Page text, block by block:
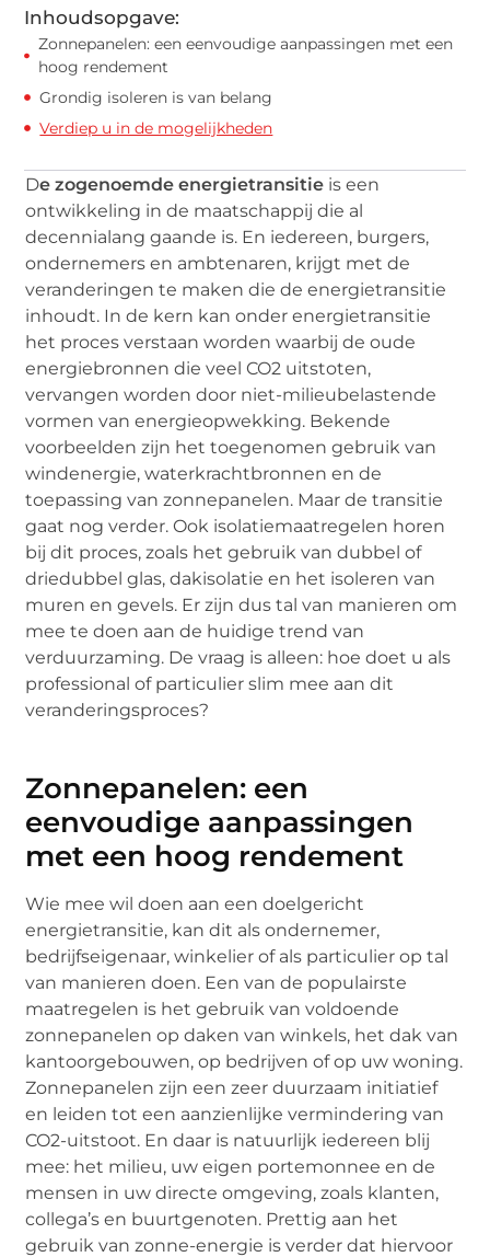
Inhoudsopgave:
Zonnepanelen: een eenvoudige aanpassingen met een
hoog rendement
Grondig isoleren is van belang
Verdiep u in de mogelijkheden
De zogenoemde energietransitie is een
ontwikkeling in de maatschappij die al
decennialang gaande is. En iedereen, burgers,
ondernemers en ambtenaren, krijgt met de
veranderingen te maken die de energietransitie
inhoudt. In de kern kan onder energietransitie
het proces verstaan worden waarbij de oude
energiebronnen die veel CO2 uitstoten,
vervangen worden door niet-milieubelastende
vormen van energieopwekking. Bekende
voorbeelden zijn het toegenomen gebruik van
windenergie, waterkrachtbronnen en de
toepassing van zonnepanelen. Maar de transitie
gaat nog verder. Ook isolatiemaatregelen horen
bij dit proces, zoals het gebruik van dubbel of
driedubbel glas, dakisolatie en het isoleren van
muren en gevels. Er zijn dus tal van manieren om
mee te doen aan de huidige trend van
verduurzaming. De vraag is alleen: hoe doet u als
professional of particulier slim mee aan dit
veranderingsproces?
Zonnepanelen: een
eenvoudige aanpassingen
met een hoog rendement
Wie mee wil doen aan een doelgericht
energietransitie, kan dit als ondernemer,
bedrijfseigenaar, winkelier of als particulier op tal
van manieren doen. Een van de populairste
maatregelen is het gebruik van voldoende
zonnepanelen op daken van winkels, het dak van
kantoorgebouwen, op bedrijven of op uw woning.
Zonnepanelen zijn een zeer duurzaam initiatief
en leiden tot een aanzienlijke vermindering van
CO2-uitstoot. En daar is natuurlijk iedereen blij
mee: het milieu, uw eigen portemonnee en de
mensen in uw directe omgeving, zoals klanten,
collega’s en buurtgenoten. Prettig aan het
gebruik van zonne-energie is verder dat hiervoor